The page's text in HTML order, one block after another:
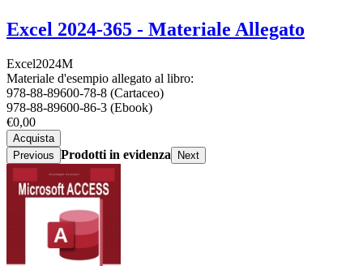
Excel 2024-365 - Materiale Allegato
Excel2024M
Materiale d'esempio allegato al libro:
978-88-89600-78-8 (Cartaceo)
978-88-89600-86-3 (Ebook)
€0,00
Acquista
Previous Prodotti in evidenza Next